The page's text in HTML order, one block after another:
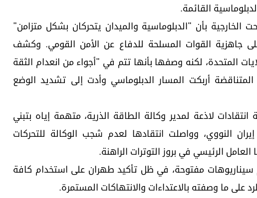
القائمة.
الخارجية بأن "الدبلوماسية والميدان يتحركان بشكل متزامن"
على جاهزية القوات المسلحة للدفاع عن الأمن القومي. وكشف
المتحدة، لكنه وصفها بأنها تتم في "أجواء من انعدام الثقة
المتناقضة أربكت المسار الدبلوماسي وأدت إلى تشديد الوضع
لاذعة لمدير وكالة الطاقة الذرية، متهمة إياه بتبني
النووي، وواصلت انتقادها لعدم شجب الوكالة للتحركات
الرئيسي في بروز التوترات الراهنة.
مفتوحة، في ظل تأكيد طهران على استخدام كافة
على ما وصفته بالاعتداءات والانتهاكات المستمرة.